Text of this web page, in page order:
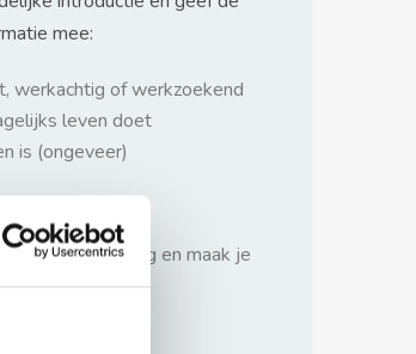
mee:
werkachtig of werkzoekend
leven doet
is (ongeveer)
niet te langdradig en maak je